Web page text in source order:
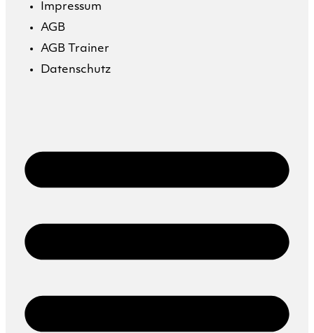
Impressum
AGB
AGB Trainer
Datenschutz